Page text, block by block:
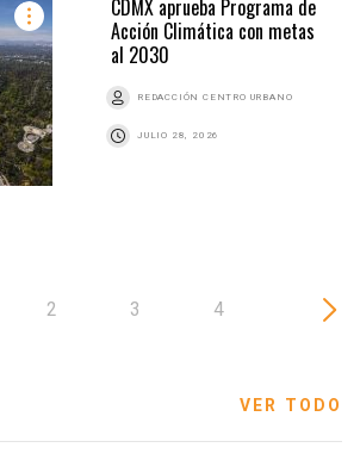
CDMX aprueba Programa de
Acción Climática con metas
al 2030
REDACCIÓN CENTRO URBANO
JULIO 28, 2026
2 3 4
VER TODO